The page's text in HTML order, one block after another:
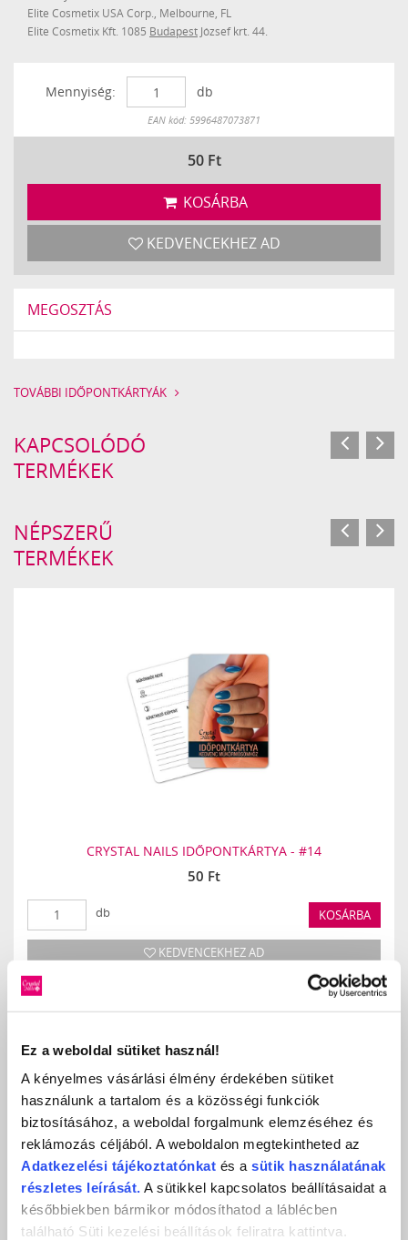
Ez a weboldal sütiket használ!
A kényelmes vásárlási élmény érdekében sütiket
használunk a tartalom és a közösségi funkciók
biztosításához, a weboldal forgalmunk elemzéséhez és
reklámozás céljából. A weboldalon megtekintheted az
Adatkezelési tájékoztatónkat és a sütik használatának
részletes leírását. A sütikkel kapcsolatos beállításaidat a
későbbiekben bármikor módosíthatod a láblécben
található Süti kezelési beállítások feliratra kattintva.
Elite Cosmetix USA Corp., Melbourne, FL
Elite Cosmetix Kft. 1085 Budapest József krt. 44.
Mennyiség: db
Készleten
EAN kód: 5996487073871
50 Ft
KOSÁRBA
KEDVENCEKHEZ AD
MEGOSZTÁS
TOVÁBBI IDŐPONTKÁRTYÁK
KAPCSOLÓDÓ
TERMÉKEK
NÉPSZERŰ
TERMÉKEK
CRYSTAL NAILS IDŐPONTKÁRTYA - #14
50 Ft
db KOSÁRBA
KEDVENCEKHEZ AD
ÉRTÉKELÉS,
VÉLEMÉNYEZÉS
Értékeles (0 szavazat alapján)
0 / 5
Még nincs értékelve.